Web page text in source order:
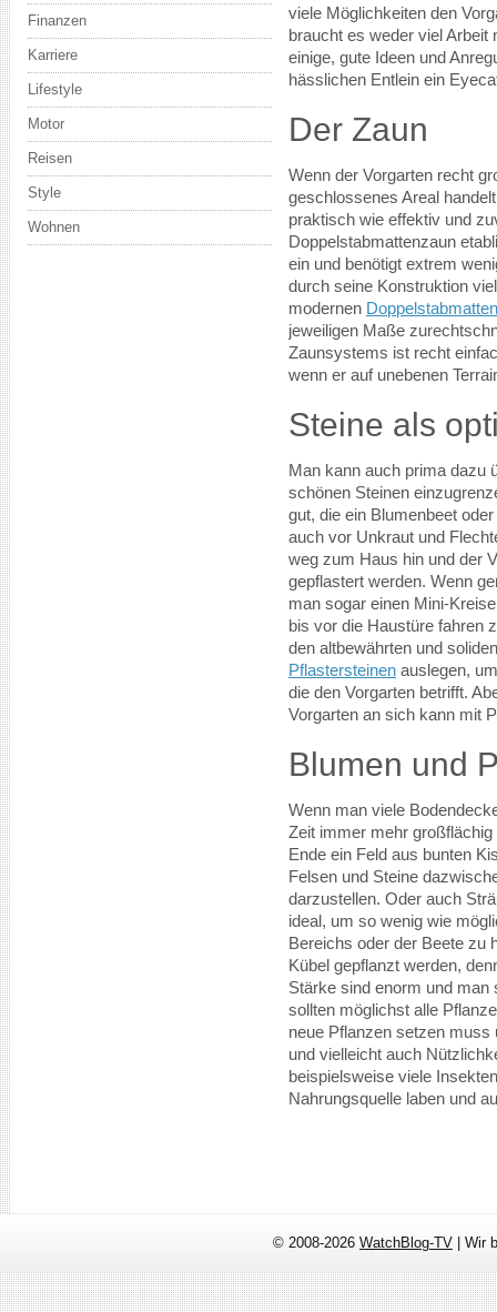
viele Möglichkeiten den
braucht es weder viel
einige, gute Ideen und
hässlichen Entlein ein
Der Zaun
Wenn der Vorgarten recht
geschlossenes Areal
praktisch wie effektiv und
Doppelstabmattenzaun
ein und benötigt extrem
durch seine Konstruktion
modernen
jeweiligen Maße
Zaunsystems ist recht
wenn er auf unebenen
Steine als
Man kann auch prima dazu
schönen Steinen
gut, die ein Blumenbeet
auch vor Unkraut und
weg zum Haus hin und der
gepflastert werden. Wenn
man sogar einen Mini-
bis vor die Haustüre fahren
den altbewährten und soliden
Pflastersteinen auslegen,
die den Vorgarten betrifft.
Vorgarten an sich kann mit
Blumen und
Wenn man viele
Zeit immer mehr
Ende ein Feld aus bunten
Felsen und Steine
darzustellen. Oder auch
ideal, um so wenig wie
Bereichs oder der Beete zu
Kübel gepflanzt werden,
Stärke sind enorm und man
sollten möglichst alle
neue Pflanzen setzen muss
und vielleicht auch
beispielsweise viele
Nahrungsquelle laben und
Finanzen
Karriere
Lifestyle
Motor
Reisen
Style
Wohnen
© 2008-2026 WatchBlog-TV | Wir